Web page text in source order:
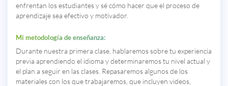
enfrentan los estudiantes y sé cómo hacer que el proceso de
aprendizaje sea efectivo y motivador.
Mi metodología de enseñanza:
Durante nuestra primera clase, hablaremos sobre tu experiencia
previa aprendiendo el idioma y determinaremos tu nivel actual y
el plan a seguir en las clases. Repasaremos algunos de los
materiales con los que trabajaremos, que incluyen videos,